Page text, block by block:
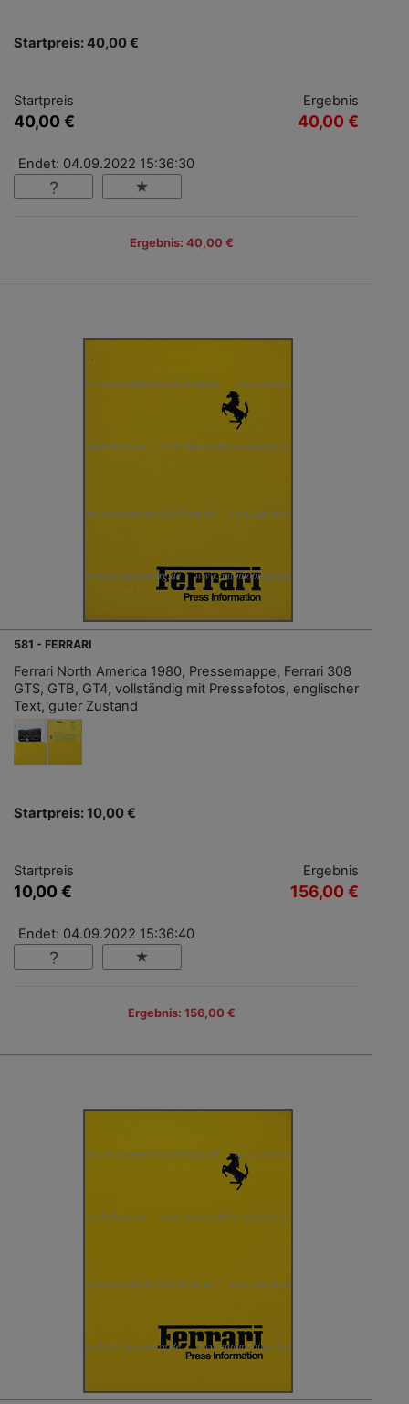
Startpreis: 40,00 €
Startpreis
40,00 €
Ergebnis
40,00 €
Endet: 04.09.2022 15:36:30
Ergebnis: 40,00 €
581 - FERRARI
Ferrari North America 1980, Pressemappe, Ferrari 308
GTS, GTB, GT4, vollständig mit Pressefotos, englischer
Text, guter Zustand
Startpreis: 10,00 €
Startpreis
10,00 €
Ergebnis
156,00 €
Endet: 04.09.2022 15:36:40
Ergebnis: 156,00 €